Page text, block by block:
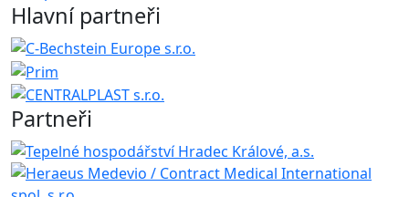
Hlavní partneři
Partneři